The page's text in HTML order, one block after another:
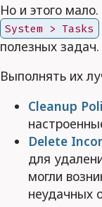
Но и этого
System > Tasks
полезных задач.
Выполнять их
Cleanup
Delete
для
могли
неудачных